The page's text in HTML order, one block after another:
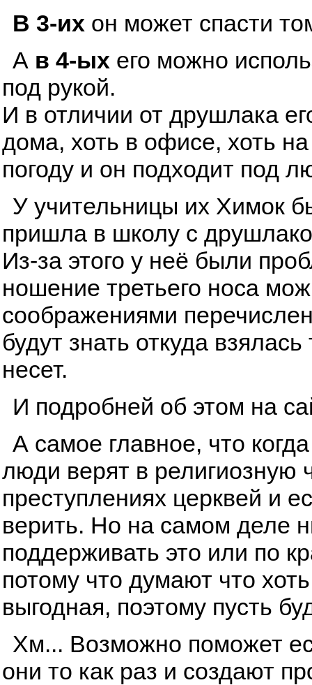
В 3-их он может спасти
А в 4-ых его можно
под рукой.
И в отличии от друшлака
дома, хоть в офисе, хоть
погоду и он подходит под
У учительницы их Химок
пришла в школу с
Из-за этого у неё были
ношение третьего носа
соображениями
будут знать откуда
несет.
И подробней об этом на
А самое главное, что
люди верят в религиозную
преступлениях церквей и
верить. Но на самом деле
поддерживать это или по
потому что думают что
выгодная, поэтому пусть
Хм... Возможно поможет
они то как раз и создают